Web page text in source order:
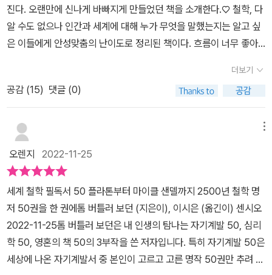
판되었다.철학은 인간의 활동 중에서 가장 숭고하면서도 가장 사소한
것이다. 가장 작은 틈새에서 작용하면서도 가장 넓은 전망을 열어젖
힌다. 철학은 흔히 하는 말로 '밥을 먹여주지는 못하지만', 우리의 영
혼에 용기를 불어넣는다. 철학의 태도, 그 의심과 도전, 궤변과 변증법
이 일반인에게는 종종 불쾌해 보일 수 있어도, 철학이 전 세계의 관점
을 대표하는 저작, 「토마스 아퀴나스의 《신학대전》」철학자하면, 자연
스레 떠오르는 몇 명이 있는데 그 중 한명이 바로 토마스 아퀴나스다.
스콜라 철학의 정수라고도 불리는 《신학대전》은 집필에만 10년이 걸
렸다고 전해진다.스콜라 철학은 기독교 신학에 중심을 둔 철학 사상
으로, 스콜라에서 가르치던 교사인 스콜라스티쿠스를 중심으로 연구
가 이루어져 스콜라 철학이라 이름이 붙여졌다.중세 초기, 모든 철학
자가 신학자나 성직자였기 때문에 신학은 모든 핵심적인 질문을 끌어
안아 심리학보다 더 앞서서 인간의 행동을 포용했다.《신학대전》에서
진다. 오랜만에 신나게 바빠지게 만들었던 책을 소개한다.​♡ 철학, 다
알 수도 없으나 인간과 세계에 대해 누가 무엇을 말했는지는 알고 싶
은 이들에게 안성맞춤의 난이도로 정리된 책이다. 흐름이 너무 좋아
궁금해진다.​​너무나 방대한 문헌과 고전 중에서도 역사상 진짜 위대한
지성들의 작품으로 자신의 정신세계를 확장해 보고 싶었다는 저자의
목소리와 큐레이션이 느껴지기에 필독서를 소개하는 많은 책 가운데
하는 내게도 강한 자극이 된다. ​​계속 강조하지만 저자의 리드에서 뜨
거운 무언가가 느껴져서 저자의 다른 책을 계속 만나고 싶어졌다. 저
자는 철학을 있는 그대로 내려 두기만 하는 것이 아니라 오늘의 시점
에서 큐레이션하고 대신 질문도 해준다. 이 책의 가치는 거기에 있다.
50권의 철학 책과 '함께 읽으면 좋은 책'을 추천하는 것까지 세심하게
준비된 철학과의 만남으로 이 모든 책을 직접 독파한다 해도 결코 정
리하지 못할 철학의 정수를 만날 수 있다. 읽었던 책을 요약하는 차원
더보기
공감 (15) 댓글 (0)
오렌지 2022-11-25
세계 철학 필독서 50 플라톤부터 마이클 샌델까지 2500년 철학 명
저 50권을 한 권에톰 버틀러 보던 (지은이), 이시은 (옮긴이) 센시오
2022-11-25톰 버틀러 보던은 내 인생의 탐나는 자기계발 50, 심리
학 50, 영혼의 책 50의 3부작을 쓴 저자입니다. 특히 자기계발 50은
세상에 나온 자기계발서 중 본인이 고르고 고른 명작 50권만 추려 멋